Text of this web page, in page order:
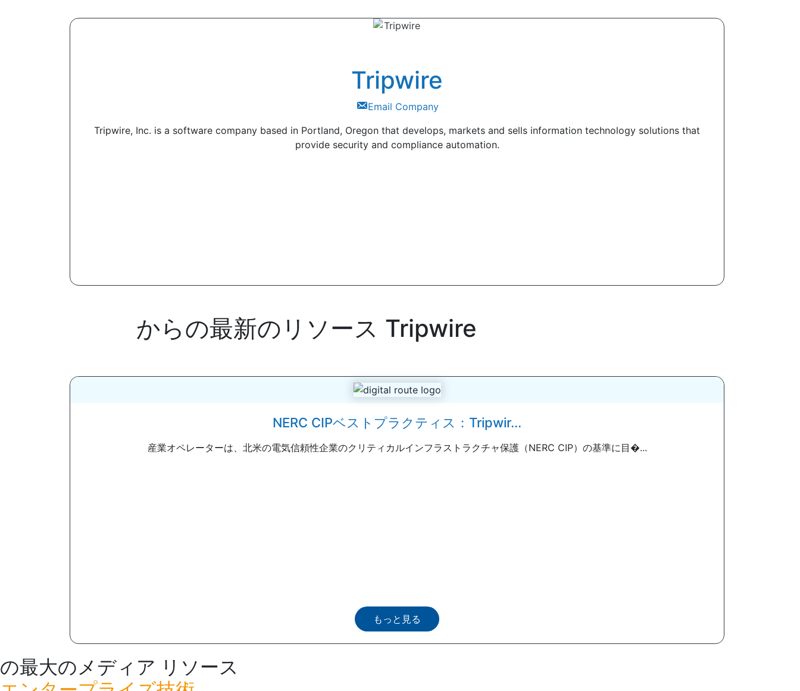
Tripwire
Email Company
Tripwire, Inc. is a software company based in Portland, Oregon that develops, markets and sells information technology solutions that
provide security and compliance automation.
からの最新のリソース Tripwire
NERC CIPベストプラクティス：Tripwir...
産業オペレーターは、北米の電気信頼性企業のクリティカルインフラストラクチャ保護（NERC CIP）の基準に目�...
もっと見る
の最大のメディア リソース